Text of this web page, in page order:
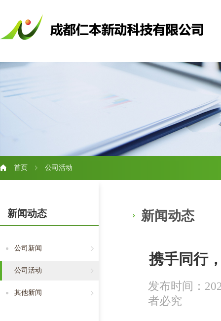
首页 公司活动
新闻动态
公司新闻
公司活动
其他新闻
新闻动态
携手同行
发布时间：
者必究